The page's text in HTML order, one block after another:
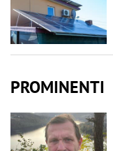
PROMINENTI